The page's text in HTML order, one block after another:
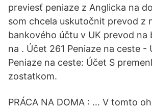
previesť peniaze z Anglicka na
som chcela uskutočnit prevod z
bankového účtu v UK prevod na
na . Účet 261 Peniaze na ceste -
Peniaze na ceste: Účet S
zostatkom.
PRÁCA NA DOMA : … V tomto